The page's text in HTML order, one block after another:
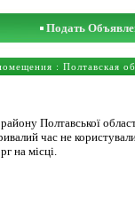
Подать
: Полтавская
Полтавської
час не
на місці.